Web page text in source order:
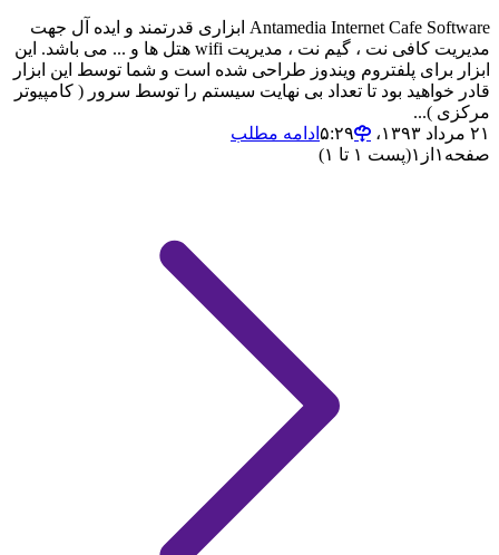
Antamedia Internet Cafe Software ابزاری قدرتمند و ایده آل جهت
مدیریت کافی نت ، گیم نت ، مدیریت wifi هتل ها و ... می باشد. این
ابزار برای پلفتروم ویندوز طراحی شده است و شما توسط این ابزار
قادر خواهید بود تا تعداد بی نهایت سیستم را توسط سرور ( کامپیوتر
مرکزی )...
۲۱ مرداد ۱۳۹۳،‏ ۵:۲۹
ادامه مطلب
صفحه ۱ از ۱(پست ۱ تا ۱)